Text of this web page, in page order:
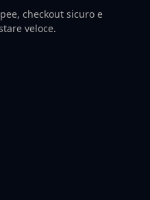
checkout sicuro e
veloce.